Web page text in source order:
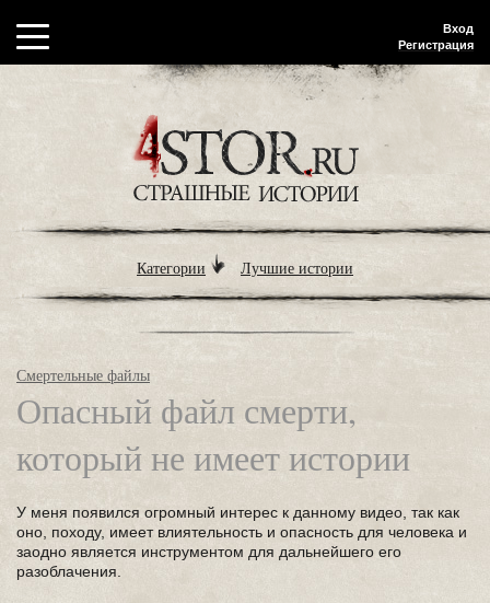
Вход
Регистрация
Категории Лучшие истории
Смертельные файлы
Опасный файл смерти,
который не имеет истории
У меня появился огромный интерес к данному видео, так как
оно, походу, имеет влиятельность и опасность для человека и
заодно является инструментом для дальнейшего его
разоблачения.